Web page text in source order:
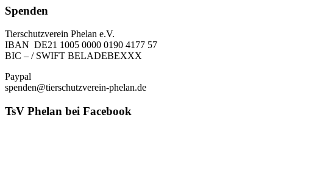
Spenden
Tierschutzverein Phelan e.V.
IBAN DE21 1005 0000 0190 4177 57
BIC – / SWIFT BELADEBEXXX
Paypal
spenden@tierschutzverein-phelan.de
TsV Phelan bei Facebook